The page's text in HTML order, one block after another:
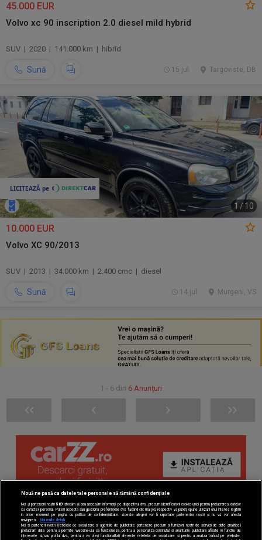
45.000 EUR
Volvo xc 90 inscription 2.0 diesel mild hybrid
SUV | 2020 | 141.000 km | hibrid
Sună Targoviste, DB
15 jul.
1 / 10
10.000 EUR
Volvo XC 90/2013
SUV | 2013 | 34.000 km | 2.400 cmc | diesel
Sună Murgeni, VS
14 jul.
1 - 6 din 6 Anunțuri
Nouă ne pasă ca datele tale personale să rămână confidențiale
Noi și partenerii noștri 589 stocăm și/sau accesăm informații pe dispozitivul dvs., precum identificatorii cookie unici pentru prelucrarea datelor
cu caracter personal. Puteți accepta sau gestiona preferințele dvs. făcând clic mai jos, respectiv vă puteți opune utilizării unui interes legitim
în orice moment pe pagina cu politica de confidențialitate. Aceste alegeri vor fi raportate partenerilor noștri și nu vă vor afecta
navigarea.
Mai multe detalii
Noi si partenerii nostri (retelele de socializare si agentiile de publicitate partenere, precum si furnizorii nostri de servicii de date analitice)
prelucram date pentru a permite website-ului sa functioneze, pentru a personaliza continutul si anunturile publicitare afisate in functie de
interesele si/sau profilul dvs., pentru a va oferi functionalitati aferente retelelor de socializare si pentru a analiza traficul pe website.